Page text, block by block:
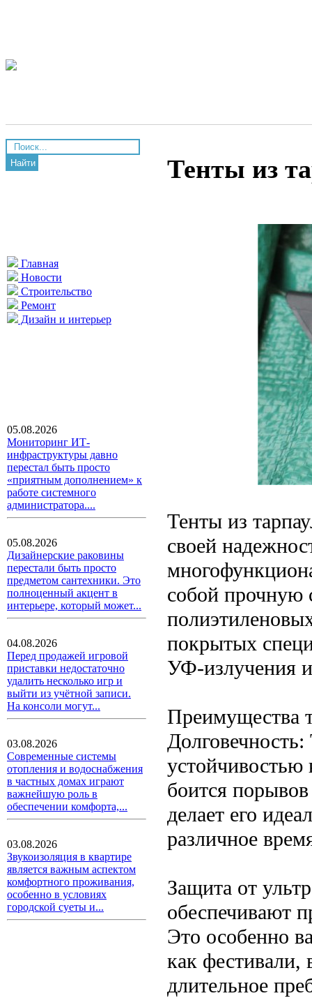
Найти
Главная
Новости
Строительство
Ремонт
Дизайн и интерьер
05.08.2026
Мониторинг ИТ-
инфраструктуры давно
перестал быть просто
«приятным дополнением» к
работе системного
администратора....
05.08.2026
Дизайнерские раковины
перестали быть просто
предметом сантехники. Это
полноценный акцент в
интерьере, который может...
04.08.2026
Перед продажей игровой
приставки недостаточно
удалить несколько игр и
выйти из учётной записи.
На консоли могут...
03.08.2026
Современные системы
отопления и водоснабжения
в частных домах играют
важнейшую роль в
обеспечении комфорта,...
03.08.2026
Звукоизоляция в квартире
является важным аспектом
комфортного проживания,
особенно в условиях
городской суеты и...
Тенты из
Тенты из
своей
собой прочную
покрытых
УФ-излучения
Преимущества
боится
делает его
различное
Защита от
обеспечивают
Это особенно
как фестивали,
длительное